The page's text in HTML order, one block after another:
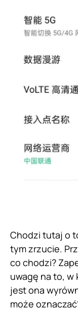
Chodzi tutaj o
tym zrzucie.
co chodzi?
uwagę na to,
jest ona
może